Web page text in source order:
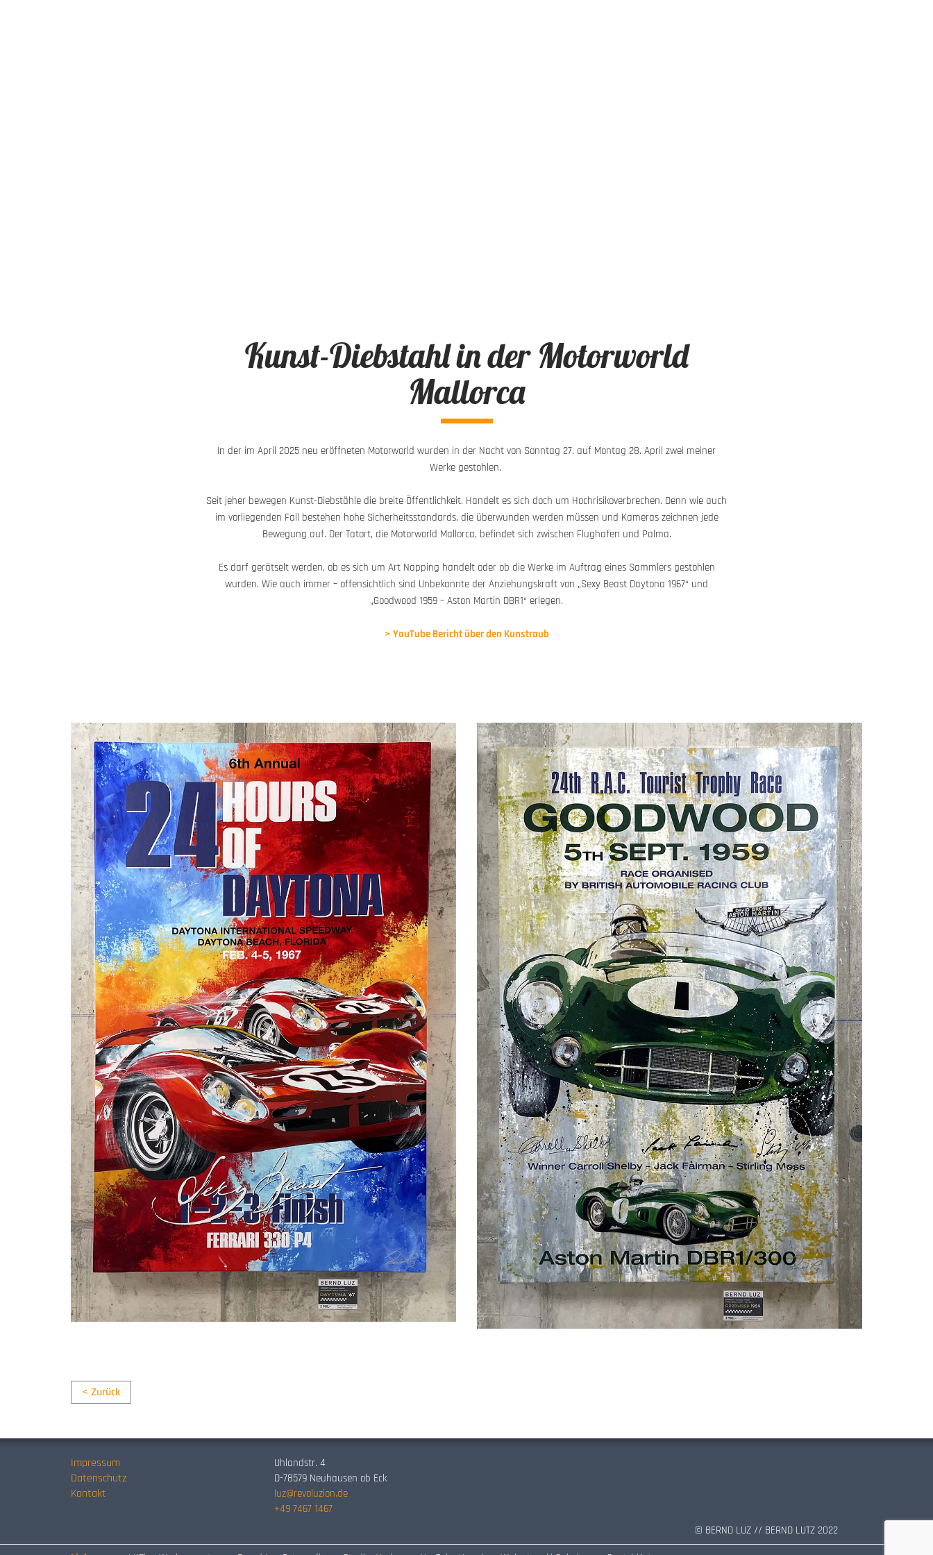
Kunst-Diebstahl in der Motorworld
Mallorca
In der im April 2025 neu eröffneten Motorworld wurden in der Nacht von Sonntag 27. auf Montag 28. April zwei meiner
Werke gestohlen.
Seit jeher bewegen Kunst-Diebstähle die breite Öffentlichkeit. Handelt es sich doch um Hochrisikoverbrechen. Denn wie auch
im vorliegenden Fall bestehen hohe Sicherheitsstandards, die überwunden werden müssen und Kameras zeichnen jede
Bewegung auf. Der Tatort, die Motorworld Mallorca, befindet sich zwischen Flughafen und Palma.
Es darf gerätselt werden, ob es sich um Art Napping handelt oder ob die Werke im Auftrag eines Sammlers gestohlen
wurden. Wie auch immer – offensichtlich sind Unbekannte der Anziehungskraft von „Sexy Beast Daytona 1967“ und
„Goodwood 1959 – Aston Martin DBR1“ erlegen.
> YouTube Bericht über den Kunstraub
< Zurück
Impressum
Datenschutz
Kontakt
Uhlandstr. 4
D-78579 Neuhausen ob Eck
luz@revoluzion.de
+49 7467 1467
© BERND LUZ // BERND LUTZ 2022